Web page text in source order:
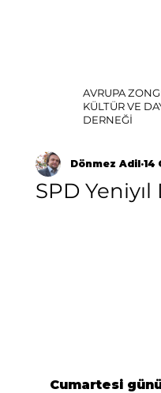
AVRUPA
KÜLTÜR VE
DERNEĞİ
SPD
Dönmez Adil 14
Cumartesi